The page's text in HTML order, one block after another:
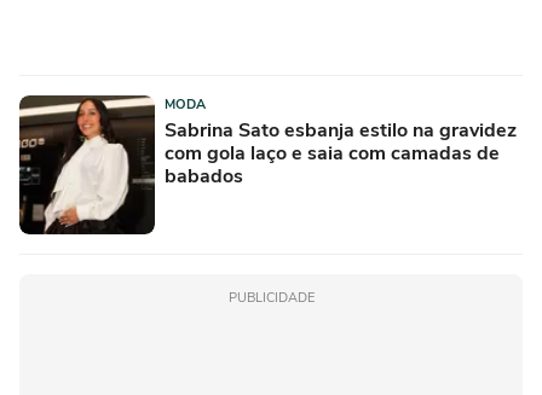
MODA
Sabrina Sato esbanja estilo na gravidez
com gola laço e saia com camadas de
babados
PUBLICIDADE